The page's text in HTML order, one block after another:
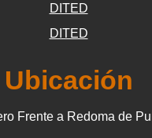
DITED
DITED
Ubicación
Frente a Redoma de